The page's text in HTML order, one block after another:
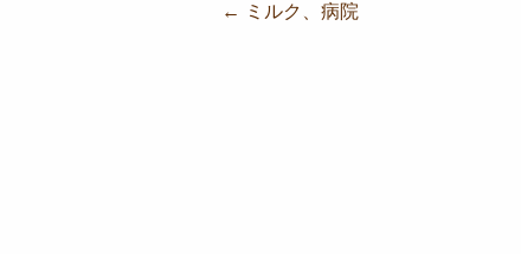
投稿ナビゲーション
← ミルク、病院